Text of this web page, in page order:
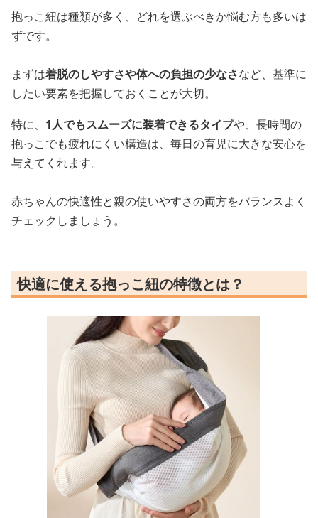
抱っこ紐は種類が多く、どれを選ぶべきか悩む方も多いは
ずです。
まずは着脱のしやすさや体への負担の少なさなど、基準に
したい要素を把握しておくことが大切。
特に、 1人でもスムーズに装着できるタイプや、長時間の
抱っこでも疲れにくい構造は、毎日の育児に大きな安心を
与えてくれます。
赤ちゃんの快適性と親の使いやすさの両方をバランスよく
チェックしましょう。
快適に使える抱っこ紐の特徴とは？